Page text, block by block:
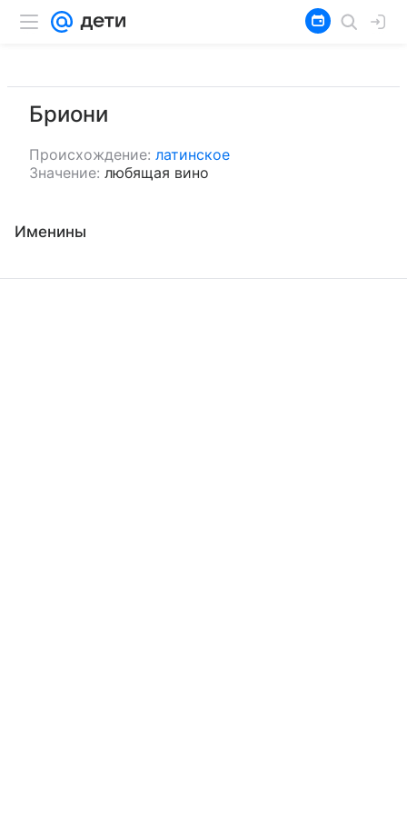
Бриони
Происхождение: латинское
Значение: любящая вино
Именины